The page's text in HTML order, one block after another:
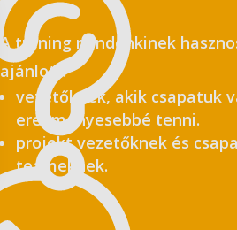
A tréning mindenkinek
ajánlott:
vezetőknek, akik csapatuk
eredményesebbé tenni.
projekt vezetőknek és
teameknek.